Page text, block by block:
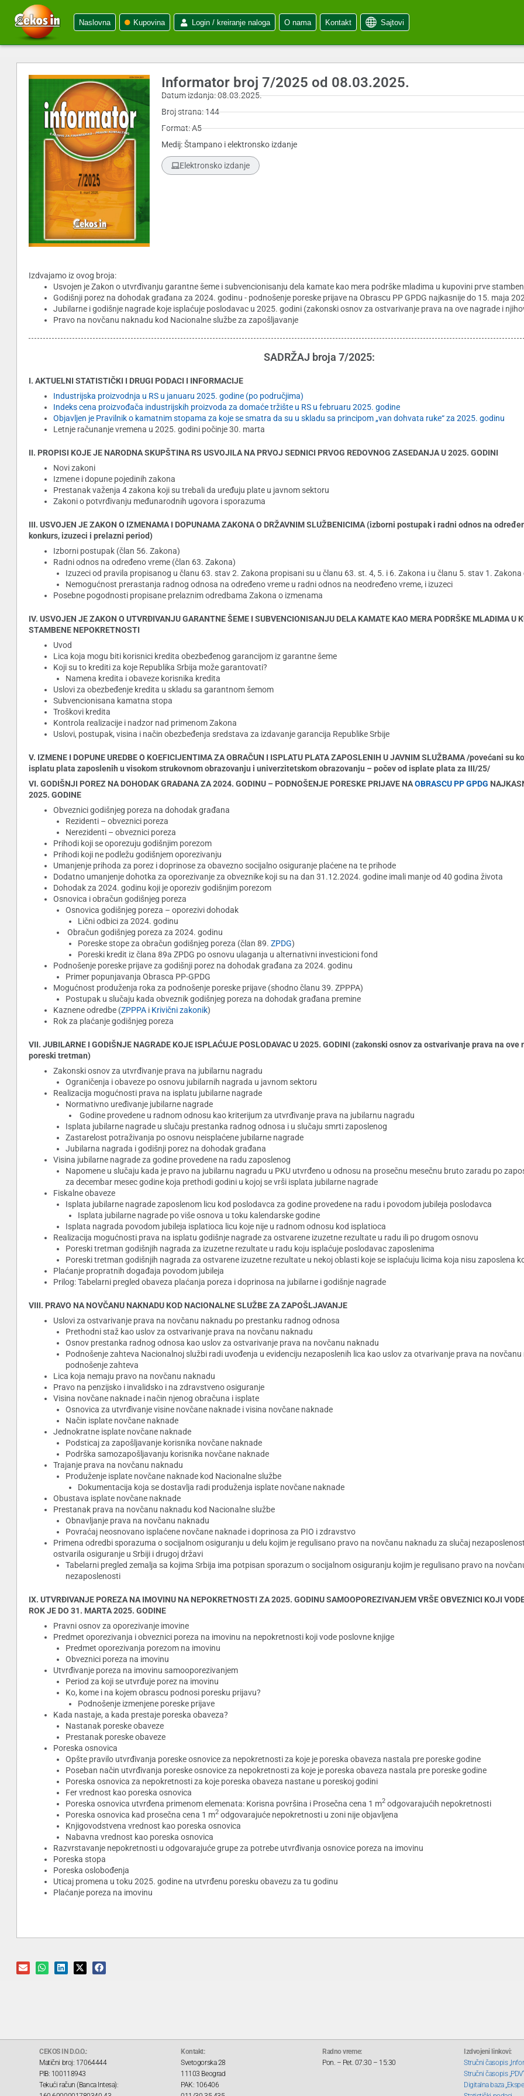
Naslovna Kupovina Login / kreiranje naloga O nama Kontakt Sajtovi
Informator broj 7/2025 od 08.03.2025.
Datum izdanja: 08.03.2025.
Broj strana: 144
Format: A5
Medij: Štampano i elektronsko izdanje
Elektronsko izdanje
Izdvajamo iz ovog broja:
Usvojen je Zakon o utvrđivanju garantne šeme i subvencionisanju dela kamate kao mera podrške mladima u kupovini prve
Godišnji porez na dohodak građana za 2024. godinu - podnošenje poreske prijave na Obrascu PP GPDG najkasnije do 15. maja
Jubilarne i godišnje nagrade koje isplaćuje poslodavac u 2025. godini (zakonski osnov za ostvarivanje prava na ove nagrade i
Pravo na novčanu naknadu kod Nacionalne službe za zapošljavanje
SADRŽAJ broja 7/2025:
I. AKTUELNI STATISTIČKI I DRUGI PODACI I INFORMACIJE
Industrijska proizvodnja u RS u januaru 2025. godine (po područjima)
Indeks cena proizvođača industrijskih proizvoda za domaće tržište u RS u februaru 2025. godine
Objavljen je Pravilnik o kamatnim stopama za koje se smatra da su u skladu sa principom „van dohvata ruke“ za 2025. godinu
Letnje računanje vremena u 2025. godini počinje 30. marta
II. PROPISI KOJE JE NARODNA SKUPŠTINA RS USVOJILA NA PRVOJ SEDNICI PRVOG REDOVNOG ZASEDANJA U 2025. GODINI
Novi zakoni
Izmene i dopune pojedinih zakona
Prestanak važenja 4 zakona koji su trebali da uređuju plate u javnom sektoru
Zakoni o potvrđivanju međunarodnih ugovora i sporazuma
III. USVOJEN JE ZAKON O IZMENAMA I DOPUNAMA ZAKONA O DRŽAVNIM SLUŽBENICIMA (izborni postupak i radni odnos na
konkurs, izuzeci i prelazni period)
Izborni postupak (član 56. Zakona)
Radni odnos na određeno vreme (član 63. Zakona)
Izuzeci od pravila propisanog u članu 63. stav 2. Zakona propisani su u članu 63. st. 4, 5. i 6. Zakona i u članu 5. stav 1. Zakona
Nemogućnost prerastanja radnog odnosa na određeno vreme u radni odnos na neodređeno vreme, i izuzeci
Posebne pogodnosti propisane prelaznim odredbama Zakona o izmenama
IV. USVOJEN JE ZAKON O UTVRĐIVANJU GARANTNE ŠEME I SUBVENCIONISANJU DELA KAMATE KAO MERA PODRŠKE MLADIMA U
STAMBENE NEPOKRETNOSTI
Uvod
Lica koja mogu biti korisnici kredita obezbeđenog garancijom iz garantne šeme
Koji su to krediti za koje Republika Srbija može garantovati?
Namena kredita i obaveze korisnika kredita
Uslovi za obezbeđenje kredita u skladu sa garantnom šemom
Subvencionisana kamatna stopa
Troškovi kredita
Kontrola realizacije i nadzor nad primenom Zakona
Uslovi, postupak, visina i način obezbeđenja sredstava za izdavanje garancija Republike Srbije
V. IZMENE I DOPUNE UREDBE O KOEFICIJENTIMA ZA OBRAČUN I ISPLATU PLATA ZAPOSLENIH U JAVNIM SLUŽBAMA /povećani su
isplatu plata zaposlenih u visokom strukovnom obrazovanju i univerzitetskom obrazovanju – počev od isplate plata za III/25/
VI. GODIŠNJI POREZ NA DOHODAK GRAĐANA ZA 2024. GODINU – PODNOŠENJE PORESKE PRIJAVE NAOBRASCU PP GPDG
2025. GODINE
Obveznici godišnjeg poreza na dohodak građana
Rezidenti – obveznici poreza
Nerezidenti – obveznici poreza
Prihodi koji se oporezuju godišnjim porezom
Prihodi koji ne podležu godišnjem oporezivanju
Umanjenje prihoda za porez i doprinose za obavezno socijalno osiguranje plaćene na te prihode
Dodatno umanjenje dohotka za oporezivanje za obveznike koji su na dan 31.12.2024. godine imali manje od 40 godina života
Dohodak za 2024. godinu koji je oporeziv godišnjim porezom
Osnovica i obračun godišnjeg poreza
Osnovica godišnjeg poreza – oporezivi dohodak
Lični odbici za 2024. godinu
Obračun godišnjeg poreza za 2024. godinu
Poreske stope za obračun godišnjeg poreza (član 89. ZPDG)
Poreski kredit iz člana 89a ZPDG po osnovu ulaganja u alternativni investicioni fond
Podnošenje poreske prijave za godišnji porez na dohodak građana za 2024. godinu
Primer popunjavanja Obrasca PP-GPDG
Mogućnost produženja roka za podnošenje poreske prijave (shodno članu 39. ZPPPA)
Postupak u slučaju kada obveznik godišnjeg poreza na dohodak građana premine
Kaznene odredbe (ZPPPA i Krivični zakonik)
Rok za plaćanje godišnjeg poreza
VII. JUBILARNE I GODIŠNJE NAGRADE KOJE ISPLAĆUJE POSLODAVAC U 2025. GODINI (zakonski osnov za ostvarivanje prava na
poreski tretman)
Zakonski osnov za utvrđivanje prava na jubilarnu nagradu
Ograničenja i obaveze po osnovu jubilarnih nagrada u javnom sektoru
Realizacija mogućnosti prava na isplatu jubilarne nagrade
Normativno uređivanje jubilarne nagrade
Godine provedene u radnom odnosu kao kriterijum za utvrđivanje prava na jubilarnu nagradu
Isplata jubilarne nagrade u slučaju prestanka radnog odnosa i u slučaju smrti zaposlenog
Zastarelost potraživanja po osnovu neisplaćene jubilarne nagrade
Jubilarna nagrada i godišnji porez na dohodak građana
Visina jubilarne nagrade za godine provedene na radu zaposlenog
Napomene u slučaju kada je pravo na jubilarnu nagradu u PKU utvrđeno u odnosu na prosečnu mesečnu bruto zaradu po
za decembar mesec godine koja prethodi godini u kojoj se vrši isplata jubilarne nagrade
Fiskalne obaveze
Isplata jubilarne nagrade zaposlenom licu kod poslodavca za godine provedene na radu i povodom jubileja poslodavca
Isplata jubilarne nagrade po više osnova u toku kalendarske godine
Isplata nagrada povodom jubileja isplatioca licu koje nije u radnom odnosu kod isplatioca
Realizacija mogućnosti prava na isplatu godišnje nagrade za ostvarene izuzetne rezultate u radu ili po drugom osnovu
Poreski tretman godišnjih nagrada za izuzetne rezultate u radu koju isplaćuje poslodavac zaposlenima
Poreski tretman godišnjih nagrada za ostvarene izuzetne rezultate u nekoj oblasti koje se isplaćuju licima koja nisu zaposlena
Plaćanje propratnih događaja povodom jubileja
Prilog: Tabelarni pregled obaveza plaćanja poreza i doprinosa na jubilarne i godišnje nagrade
VIII. PRAVO NA NOVČANU NAKNADU KOD NACIONALNE SLUŽBE ZA ZAPOŠLJAVANJE
Uslovi za ostvarivanje prava na novčanu naknadu po prestanku radnog odnosa
Prethodni staž kao uslov za ostvarivanje prava na novčanu naknadu
Osnov prestanka radnog odnosa kao uslov za ostvarivanje prava na novčanu naknadu
Podnošenje zahteva Nacionalnoj službi radi uvođenja u evidenciju nezaposlenih lica kao uslov za otvarivanje prava na novčanu
podnošenje zahteva
Lica koja nemaju pravo na novčanu naknadu
Pravo na penzijsko i invalidsko i na zdravstveno osiguranje
Visina novčane naknade i način njenog obračuna i isplate
Osnovica za utvrđivanje visine novčane naknade i visina novčane naknade
Način isplate novčane naknade
Jednokratne isplate novčane naknade
Podsticaj za zapošljavanje korisnika novčane naknade
Podrška samozapošljavanju korisnika novčane naknade
Trajanje prava na novčanu naknadu
Produženje isplate novčane naknade kod Nacionalne službe
Dokumentacija koja se dostavlja radi produženja isplate novčane naknade
Obustava isplate novčane naknade
Prestanak prava na novčanu naknadu kod Nacionalne službe
Obnavljanje prava na novčanu naknadu
Povraćaj neosnovano isplaćene novčane naknade i doprinosa za PIO i zdravstvo
Primena odredbi sporazuma o socijalnom osiguranju u delu kojim je regulisano pravo na novčanu naknadu za slučaj
ostvarila osiguranje u Srbiji i drugoj državi
Tabelarni pregled zemalja sa kojima Srbija ima potpisan sporazum o socijalnom osiguranju kojim je regulisano pravo na
nezaposlenosti
IX. UTVRĐIVANJE POREZA NA IMOVINU NA NEPOKRETNOSTI ZA 2025. GODINU SAMOOPOREZIVANJEM VRŠE OBVEZNICI KOJI
ROK JE DO 31. MARTA 2025. GODINE
Pravni osnov za oporezivanje imovine
Predmet oporezivanja i obveznici poreza na imovinu na nepokretnosti koji vode poslovne knjige
Predmet oporezivanja porezom na imovinu
Obveznici poreza na imovinu
Utvrđivanje poreza na imovinu samooporezivanjem
Period za koji se utvrđuje porez na imovinu
Ko, kome i na kojem obrascu podnosi poresku prijavu?
Podnošenje izmenjene poreske prijave
Kada nastaje, a kada prestaje poreska obaveza?
Nastanak poreske obaveze
Prestanak poreske obaveze
Poreska osnovica
Opšte pravilo utvrđivanja poreske osnovice za nepokretnosti za koje je poreska obaveza nastala pre poreske godine
Poseban način utvrđivanja poreske osnovice za nepokretnosti za koje je poreska obaveza nastala pre poreske godine
Poreska osnovica za nepokretnosti za koje poreska obaveza nastane u poreskoj godini
Fer vrednost kao poreska osnovica
Poreska osnovica utvrđena primenom elemenata: Korisna površina i Prosečna cena 1 m2 odgovarajućih nepokretnosti
Poreska osnovica kad prosečna cena 1 m2 odgovarajuće nepokretnosti u zoni nije objavljena
Knjigovodstvena vrednost kao poreska osnovica
Nabavna vrednost kao poreska osnovica
Razvrstavanje nepokretnosti u odgovarajuće grupe za potrebe utvrđivanja osnovice poreza na imovinu
Poreska stopa
Poreska oslobođenja
Uticaj promena u toku 2025. godine na utvrđenu poresku obavezu za tu godinu
Plaćanje poreza na imovinu
CEKOS IN D.O.O.:
Matični broj: 17064444
PIB: 100118943
Tekući račun (Banca Intesa):
Kontakt:
Svetogorska 28
11103 Beograd
PAK: 106406
Radno vreme:
Pon. – Pet. 07:30 – 15:30
Izdvojeni linkovi:
Stručni časopis
Stručni časopis
Digitalna baza